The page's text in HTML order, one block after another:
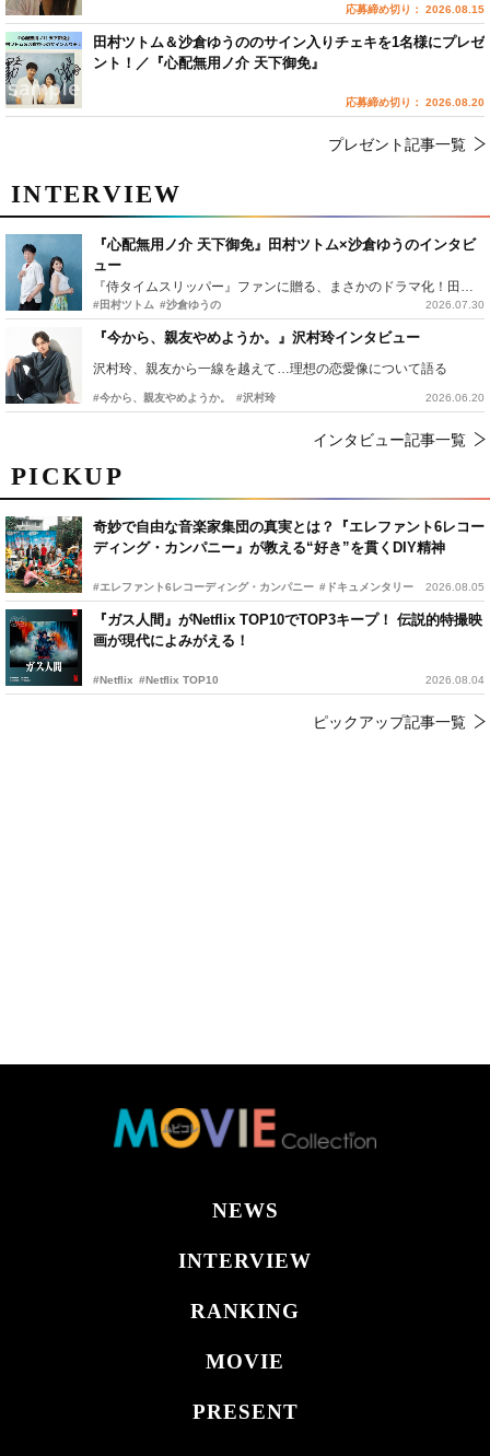
PICKUP
奇妙で自由な音楽家集団の真実とは？『エレファント6レコー
ディング・カンパニー』が教える“好き”を貫くDIY精神
#エレファント6レコーディング・カンパニー #ドキュメンタリー 2026.08.05
『ガス人間』がNetflix TOP10でTOP3キープ！ 伝説的特撮映
画が現代によみがえる！
#Netflix #Netflix TOP10 2026.08.04
ピックアップ記事一覧
INTERVIEW
『心配無用ノ介 天下御免』田村ツトム×沙倉ゆうのインタビ
ュー
#田村ツトム #沙倉ゆうの 2026.07.30
『今から、親友やめようか。』沢村玲インタビュー
沢村玲、親友から一線を越えて…理想の恋愛像について語る
#今から、親友やめようか。 #沢村玲 2026.06.20
インタビュー記事一覧
応募締め切り： 2026.08.15
田村ツトム＆沙倉ゆうののサイン入りチェキを1名様にプレゼ
ント！／『心配無用ノ介 天下御免』
応募締め切り： 2026.08.20
プレゼント記事一覧
NEWS
INTERVIEW
RANKING
MOVIE
PRESENT